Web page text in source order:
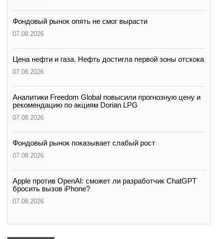
Фондовый рынок опять не смог вырасти
07.08.2026
Цена нефти и газа. Нефть достигла первой зоны отскока
07.08.2026
Аналитики Freedom Global повысили прогнозную цену и
рекомендацию по акциям Dorian LPG
07.08.2026
Фондовый рынок показывает слабый рост
07.08.2026
Apple против OpenAI: сможет ли разработчик ChatGPT
бросить вызов iPhone?
07.08.2026